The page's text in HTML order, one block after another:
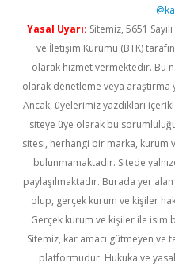
Yasal Uyarı: Sitemiz, 5651
ve İletişim Kurumu (BTK)
olarak hizmet vermektedir. Bu
olarak denetleme veya
Ancak, üyelerimiz yazdıkları
siteye üye olarak bu
sitesi, herhangi bir marka, kurum
bulunmamaktadır. Sitede
paylaşılmaktadır. Burada yer
olup, gerçek kurum ve kişiler
Gerçek kurum ve kişiler ile
Sitemiz, kar amacı gütmeyen ve
platformudur. Hukuka ve